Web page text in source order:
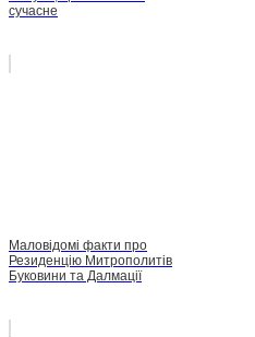
сучасне
Маловідомі факти про
Резиденцію Митрополитів
Буковини та Далмації